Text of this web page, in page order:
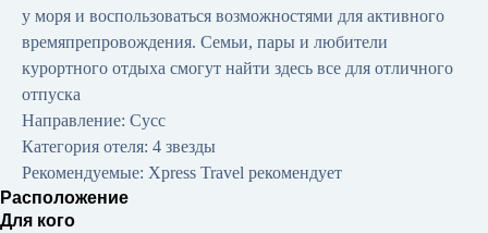
у моря и воспользоваться возможностями для активного
времяпрепровождения. Семьи, пары и любители
курортного отдыха смогут найти здесь все для отличного
отпуска
Направление: Сусс
Категория отеля: 4 звезды
Рекомендуемые: Xpress Travel рекомендует
Расположение
Для кого